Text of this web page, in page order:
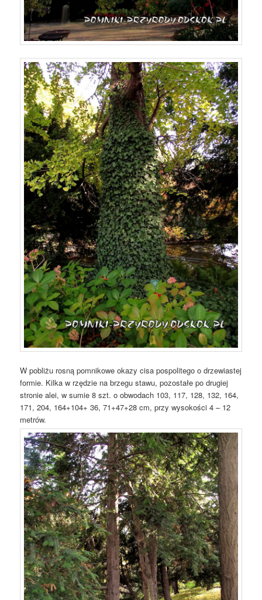
W pobliżu rosną pomnikowe okazy cisa pospolitego o drzewiastej
formie. Kilka w rzędzie na brzegu stawu, pozostałe po drugiej
stronie alei, w sumie 8 szt. o obwodach 103, 117, 128, 132, 164,
171, 204, 164+104+ 36, 71+47+28 cm, przy wysokości 4 – 12
metrów.